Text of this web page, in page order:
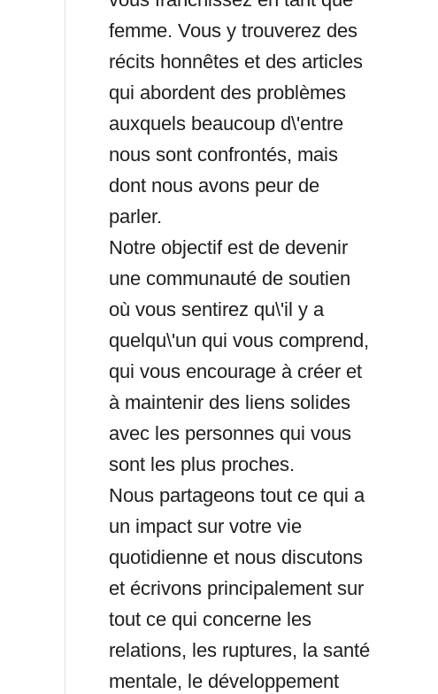
femme. Vous y trouverez des
récits honnêtes et des articles
qui abordent des problèmes
auxquels beaucoup d\'entre
nous sont confrontés, mais
dont nous avons peur de
parler.
Notre objectif est de devenir
une communauté de soutien
où vous sentirez qu\'il y a
quelqu\'un qui vous comprend,
qui vous encourage à créer et
à maintenir des liens solides
avec les personnes qui vous
sont les plus proches.
Nous partageons tout ce qui a
un impact sur votre vie
quotidienne et nous discutons
et écrivons principalement sur
tout ce qui concerne les
relations, les ruptures, la santé
mentale, le développement